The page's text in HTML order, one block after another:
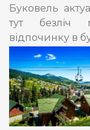
Буковель
тут безліч
відпочинку в